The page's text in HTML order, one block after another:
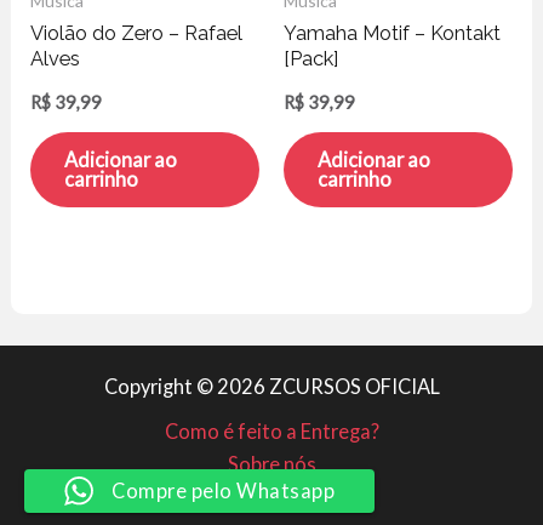
Violão do Zero – Rafael
Alves
R$ 39,99
Adicionar ao
carrinho
Yamaha Motif – Kontakt
[Pack]
R$ 39,99
Adicionar ao
carrinho
Copyright © 2026 ZCURSOS OFICIAL
Como é feito a Entrega?
Sobre nós
Minha conta
Compre pelo Whatsapp